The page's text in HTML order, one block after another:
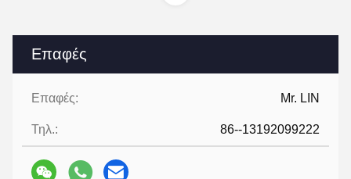
Επαφές
Επαφές: Mr. LIN
Τηλ.: 86--13192099222